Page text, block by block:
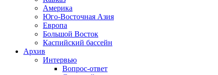
Америка
Юго-Восточная Азия
Европа
Большой Восток
Каспийский бассейн
Архив
Интервью
Вопрос-ответ